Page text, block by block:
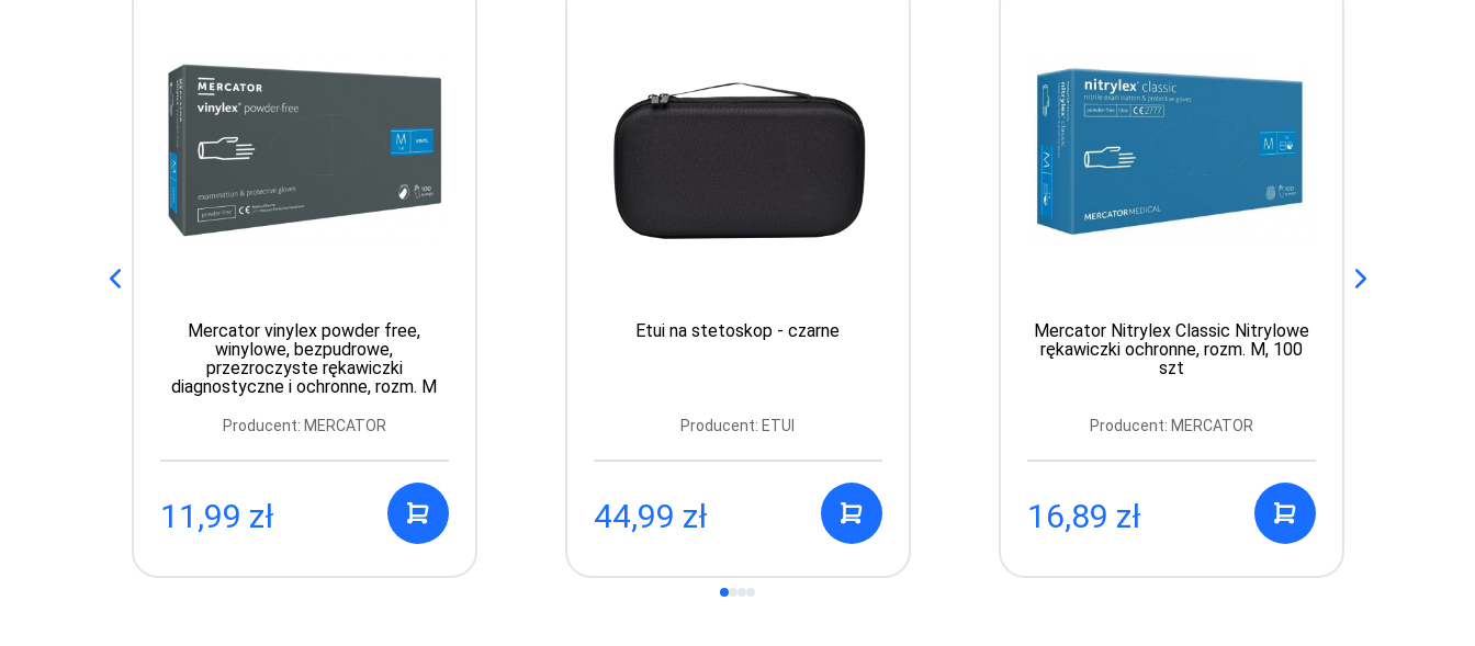
Mercator vinylex powder free,
winylowe, bezpudrowe,
przezroczyste rękawiczki
diagnostyczne i ochronne, rozm. M
Producent: MERCATOR
11,99 zł
Etui na stetoskop - czarne
Producent: ETUI
44,99 zł
Mercator Nitrylex Classic Nitrylowe
rękawiczki ochronne, rozm. M, 100
szt
Producent: MERCATOR
16,89 zł